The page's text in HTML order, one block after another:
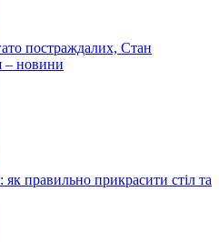
постраждалих, Стан
– новини
як правильно прикрасити стіл та